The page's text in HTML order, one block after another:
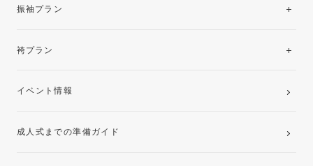
振袖プラン
レンタルプラン
袴プラン
卒業袴レンタルプラン
イベント情報
成人式までの準備ガイド